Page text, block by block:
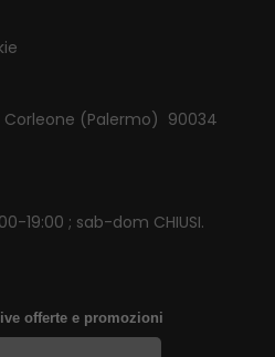
Corleone (Palermo) 90034
19:00 ; sab-dom CHIUSI.
offerte e promozioni